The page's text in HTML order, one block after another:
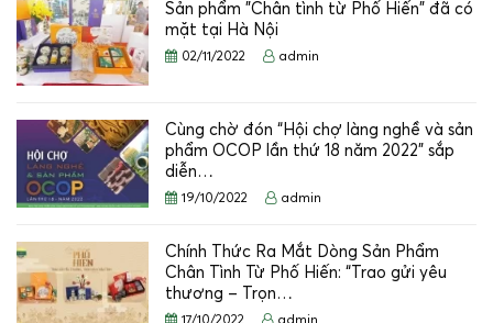
Sản phẩm "Chân tình từ Phố Hiến" đã có
mặt tại Hà Nội
02/11/2022 admin
Cùng chờ đón “Hội chợ làng nghề và sản
phẩm OCOP lần thứ 18 năm 2022” sắp
diễn…
19/10/2022 admin
Chính Thức Ra Mắt Dòng Sản Phẩm
Chân Tình Từ Phố Hiến: “Trao gửi yêu
thương – Trọn…